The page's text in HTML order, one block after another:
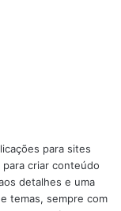
para sites
criar conteúdo
detalhes e uma
temas, sempre com